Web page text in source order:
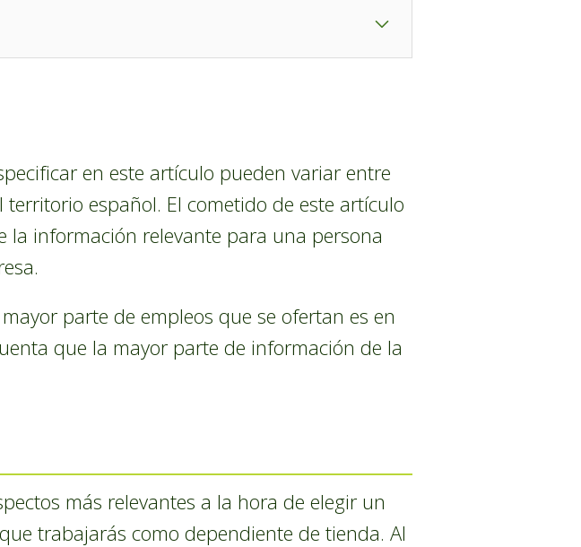
en este artículo pueden variar entre
español. El cometido de este artículo
la información relevante para una persona
parte de empleos que se ofertan es en
que la mayor parte de información de la
más relevantes a la hora de elegir un
trabajarás como dependiente de tienda. Al